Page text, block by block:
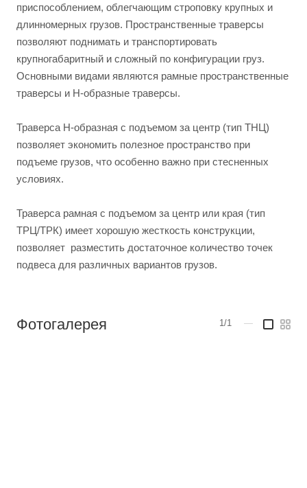
приспособлением, облегчающим строповку крупных и
длинномерных грузов. Пространственные траверсы
позволяют поднимать и транспортировать
крупногабаритный и сложный по конфигурации груз.
Основными видами являются рамные пространственные
траверсы и Н-образные траверсы.
Траверса Н-образная с подъемом за центр (тип ТНЦ)
позволяет экономить полезное пространство при
подъеме грузов, что особенно важно при стесненных
условиях.
Траверса рамная с подъемом за центр или края (тип
ТРЦ/ТРК) имеет хорошую жесткость конструкции,
позволяет разместить достаточное количество точек
подвеса для различных вариантов грузов.
Фотогалерея 1/1 —